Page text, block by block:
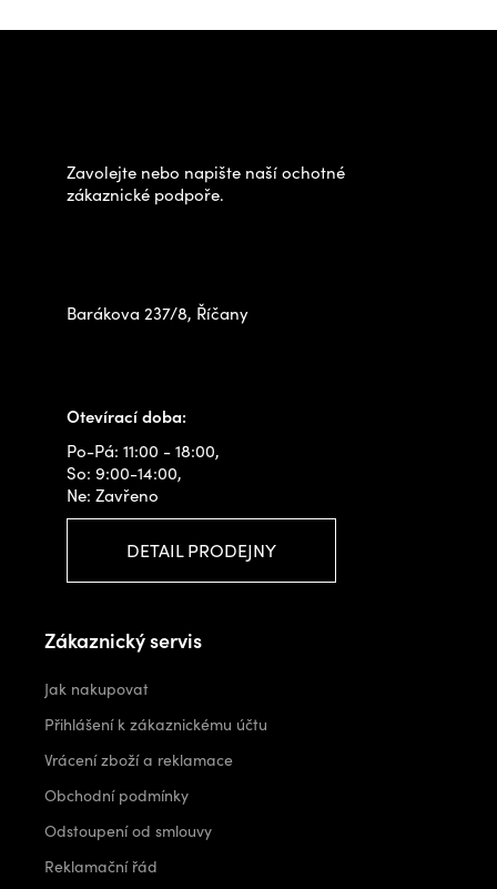
k
y
s
Z
Zavolejte nebo napište naší ochotné
zákaznické podpoře.
Barákova 237/8, Říčany
Otevírací doba:
Po-Pá: 11:00 - 18:00,
So: 9:00-14:00,
Ne: Zavřeno
DETAIL PRODEJNY
Zákaznický servis
Jak nakupovat
Přihlášení k zákaznickému účtu
Vrácení zboží a reklamace
Obchodní podmínky
Odstoupení od smlouvy
Reklamační řád